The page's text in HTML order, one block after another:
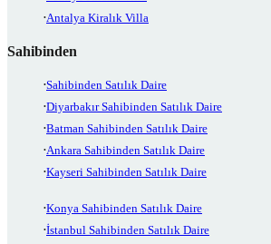
Antalya Kiralık Villa
Sahibinden
Sahibinden Satılık Daire
Diyarbakır Sahibinden Satılık Daire
Batman Sahibinden Satılık Daire
Ankara Sahibinden Satılık Daire
Kayseri Sahibinden Satılık Daire
Konya Sahibinden Satılık Daire
İstanbul Sahibinden Satılık Daire